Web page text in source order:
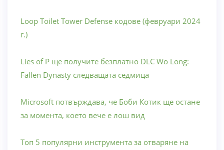
Loop Toilet Tower Defense кодове (февруари 2024
г.)
Lies of P ще получите безплатно DLC Wo Long:
Fallen Dynasty следващата седмица
Microsoft потвърждава, че Боби Котик ще остане
за момента, което вече е лош вид
Топ 5 популярни инструмента за отваряне на